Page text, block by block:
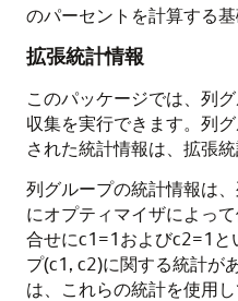
のパーセントを計算する基
拡張統計情報
このパッケージでは、列
収集を実行できます。列
された統計情報は、拡張
列グループの統計情報は
にオプティマイザによっ
合せにc1=1およびc2=1と
プ(c1, c2)に関する統計が
は、これらの統計を使用